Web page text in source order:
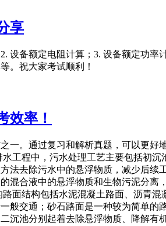
享
设备额定电阻计算；3. 设备额定功
。祝大家考试顺利！
效率！
一。通过复习和解析真题，可以更
工程中，污水处理工艺主要包括初
法去除污水中的悬浮物质，减少后
混合液中的悬浮物质和生物污泥分
面结构包括水泥混凝土路面、沥青
般交通；砂石路面是一种较为简单
沉池分别起着去除悬浮物质、降解